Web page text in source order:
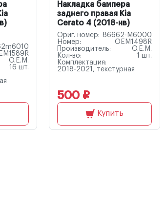
O.E.M.
16 шт.
Накладка бампера
заднего правая Kia
Cerato 4 (2018-нв)
Ориг. номер: 86662-M6000
Номер:
OEM1498R
Производитель:
O.E.M.
Кол-во:
1 шт.
Комплектация:
2018-2021, текстурная
500 ₽
Купить